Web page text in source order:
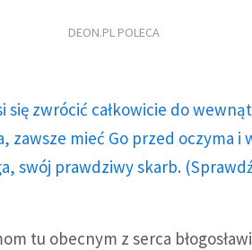
DEON.PL POLECA
się zwrócić całkowicie do
zawsze mieć Go przed oczyma i
swój prawdziwy skarb.
tu obecnym z serca